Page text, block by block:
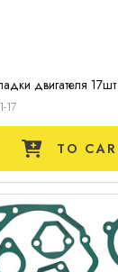
двигателя 17шт
17
TO